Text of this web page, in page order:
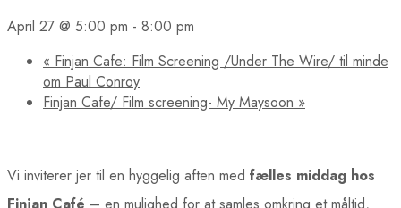
April 27 @ 5:00 pm - 8:00 pm
« Finjan Cafe: Film Screening /Under The Wire/ til minde
om Paul Conroy
Finjan Cafe/ Film screening- My Maysoon »
Vi inviterer jer til en hyggelig aften med fælles middag hos
Finjan Café – en mulighed for at samles omkring et måltid,